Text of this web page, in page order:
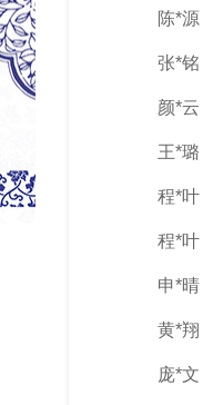
陈*源
张*铭
颜*云
王*璐
程*叶
程*叶
申*晴
黄*翔
庞*文